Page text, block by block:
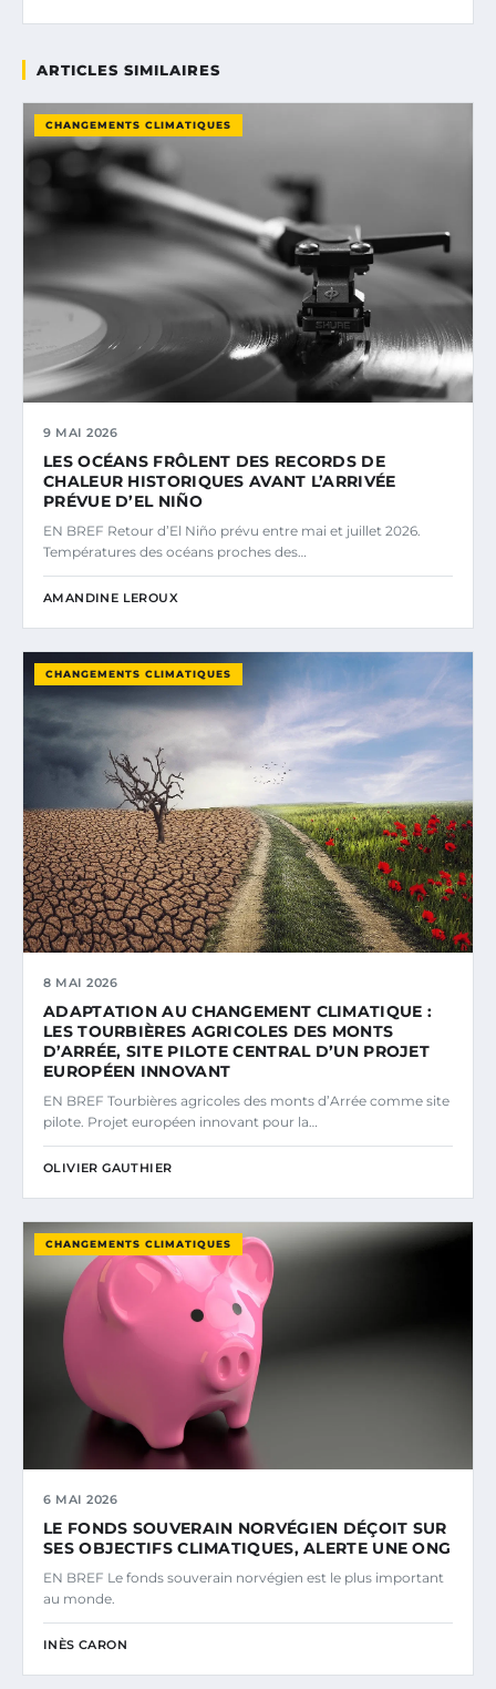
ARTICLES SIMILAIRES
CHANGEMENTS CLIMATIQUES
9 MAI 2026
LES OCÉANS FRÔLENT DES RECORDS DE
CHALEUR HISTORIQUES AVANT L’ARRIVÉE
PRÉVUE D’EL NIÑO
EN BREF Retour d’El Niño prévu entre mai et juillet 2026.
Températures des océans proches des…
AMANDINE LEROUX
CHANGEMENTS CLIMATIQUES
8 MAI 2026
ADAPTATION AU CHANGEMENT CLIMATIQUE :
LES TOURBIÈRES AGRICOLES DES MONTS
D’ARRÉE, SITE PILOTE CENTRAL D’UN PROJET
EUROPÉEN INNOVANT
EN BREF Tourbières agricoles des monts d’Arrée comme site
pilote. Projet européen innovant pour la…
OLIVIER GAUTHIER
CHANGEMENTS CLIMATIQUES
6 MAI 2026
LE FONDS SOUVERAIN NORVÉGIEN DÉÇOIT SUR
SES OBJECTIFS CLIMATIQUES, ALERTE UNE ONG
EN BREF Le fonds souverain norvégien est le plus important
au monde.
INÈS CARON